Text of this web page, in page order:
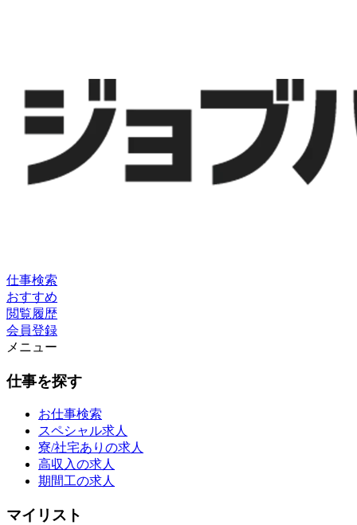
仕事検索
おすすめ
閲覧履歴
会員登録
メニュー
仕事を探す
お仕事検索
スペシャル求人
寮/社宅ありの求人
高収入の求人
期間工の求人
マイリスト